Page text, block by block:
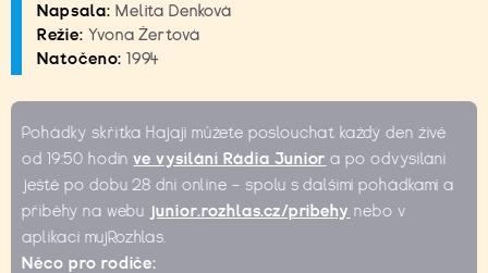
Napsala: Melita Denková
Režie: Yvona Žertová
Natočeno: 1994
Pohádky skřítka Hajaji můžete poslouchat každý den živě
od 19:50 hodinve vysílání Rádia Junior a po odvysílání
ještě po dobu 28 dní online – spolu s dalšími pohádkami a
příběhy na webu junior.rozhlas.cz/pribehy nebo v
aplikaci mujRozhlas.
Něco pro rodiče: